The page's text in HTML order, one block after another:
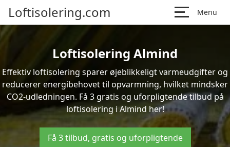
Loftisolering.com Menu
Loftisolering Almind
Effektiv loftisolering sparer øjeblikkeligt varmeudgifter og
reducerer energibehovet til opvarmning, hvilket mindsker
CO2-udledningen. Få 3 gratis og uforpligtende tilbud på
loftisolering i Almind her!
Få 3 tilbud, gratis og uforpligtende